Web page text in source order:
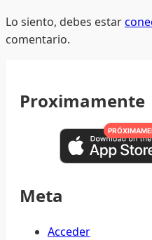
Lo siento, debes estar
comentario.
Proximamente
Meta
Acceder